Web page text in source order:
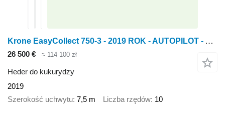
Krone EasyCollect 750-3 - 2019 ROK - AUTOPILOT - AUTO CONTOUR
26 500 € ≈ 114 100 zł
Heder do kukurydzy
2019
Szerokość uchwytu 7,5 m Liczba rzędów 10